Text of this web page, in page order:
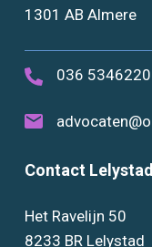
1301 AB Almere
036 5346220
Contact Lelystad
Het Ravelijn 50
8233 BR Lelystad